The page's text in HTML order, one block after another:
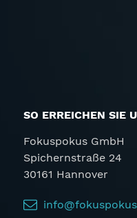
SO ERREICHEN SIE
Fokuspokus GmbH
Spichernstraße 24
30161 Hannover